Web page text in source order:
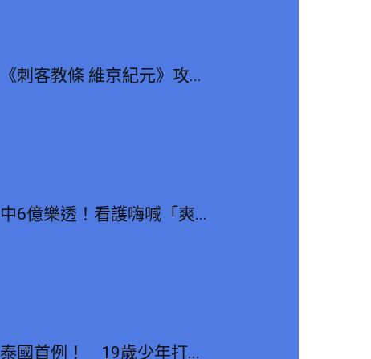
《刺客教條 維京紀元》攻...
中6億樂透！看護嗨喊「爽...
泰國首例！ 19歲少年打...